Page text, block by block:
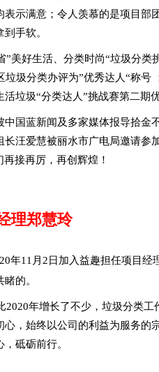
表示满意；令人羡慕的是项目
手软。
”美好生活、分类时尚“垃圾分
圾分类办评为”优秀达人“称
活垃圾“分类达人”挑战赛第二期
国蓝新闻及多家媒体报导拾
汪爱慧被丽水市广电局邀请
接再厉，再创辉煌！
理郑慧玲
年11月2日加入益趣担任项目
的。
2020年增长了不少，垃圾分类
心，始终以公司的利益为服务
砥砺前行。